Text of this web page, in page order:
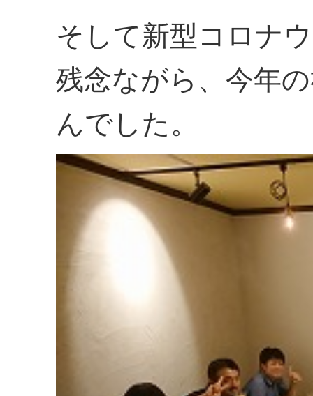
そして新型コロナ
残念ながら、今年
んでした。